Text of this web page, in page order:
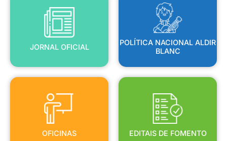
JORNAL OFICIAL
JORNAL OFICIAL
POLÍTICA NACIONAL ALDIR
BLANC
POLÍTICA NACIONAL ALDIR
BLANC
OFICINAS
OFICINAS
EDITAIS DE FOMENTO
EDITAIS DE FOMENTO